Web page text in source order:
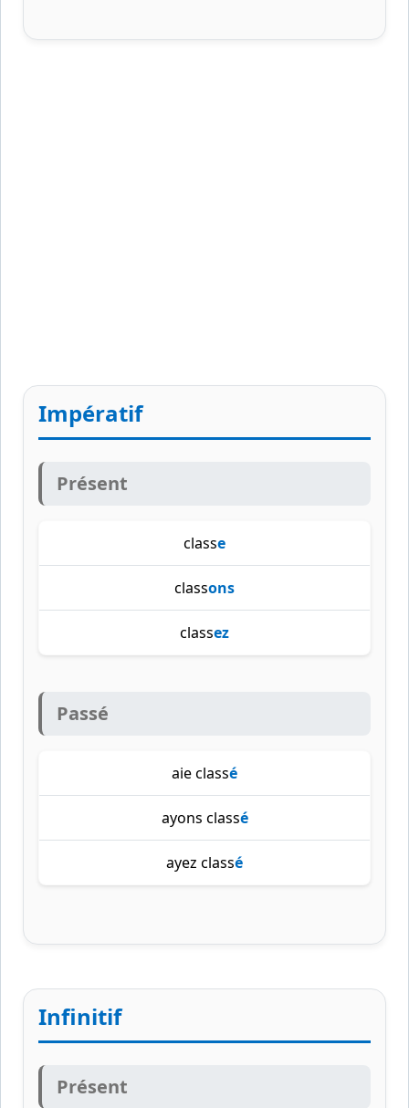
Impératif
Présent
classe
classons
classez
Passé
aie classé
ayons classé
ayez classé
Infinitif
Présent